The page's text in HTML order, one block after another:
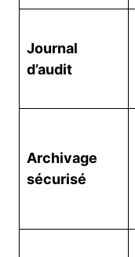
Journal
d’audit
Archivage
sécurisé